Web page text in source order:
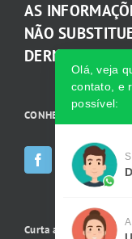
AS
NÃO
CONHEÇA AS
Curta a gente no
Olá, veja
contato, e
possível: